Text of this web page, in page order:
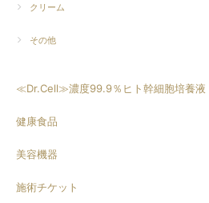
クリーム
その他
≪Dr.Cell≫濃度99.9％ヒト幹細胞培養液
健康食品
美容機器
施術チケット